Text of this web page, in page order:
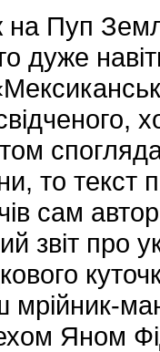
Пуп
дуже
то
сам
звіт про
мрійник-
Яном